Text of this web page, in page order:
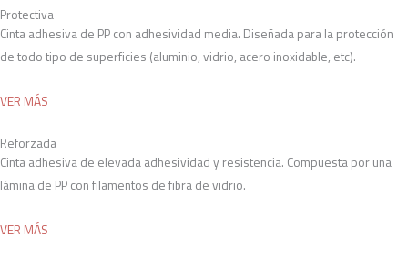
Protectiva
Cinta adhesiva de PP con adhesividad media. Diseñada para la protección
de todo tipo de superficies (aluminio, vidrio, acero inoxidable, etc).
VER MÁS
Reforzada
Cinta adhesiva de elevada adhesividad y resistencia. Compuesta por una
lámina de PP con filamentos de fibra de vidrio.
VER MÁS